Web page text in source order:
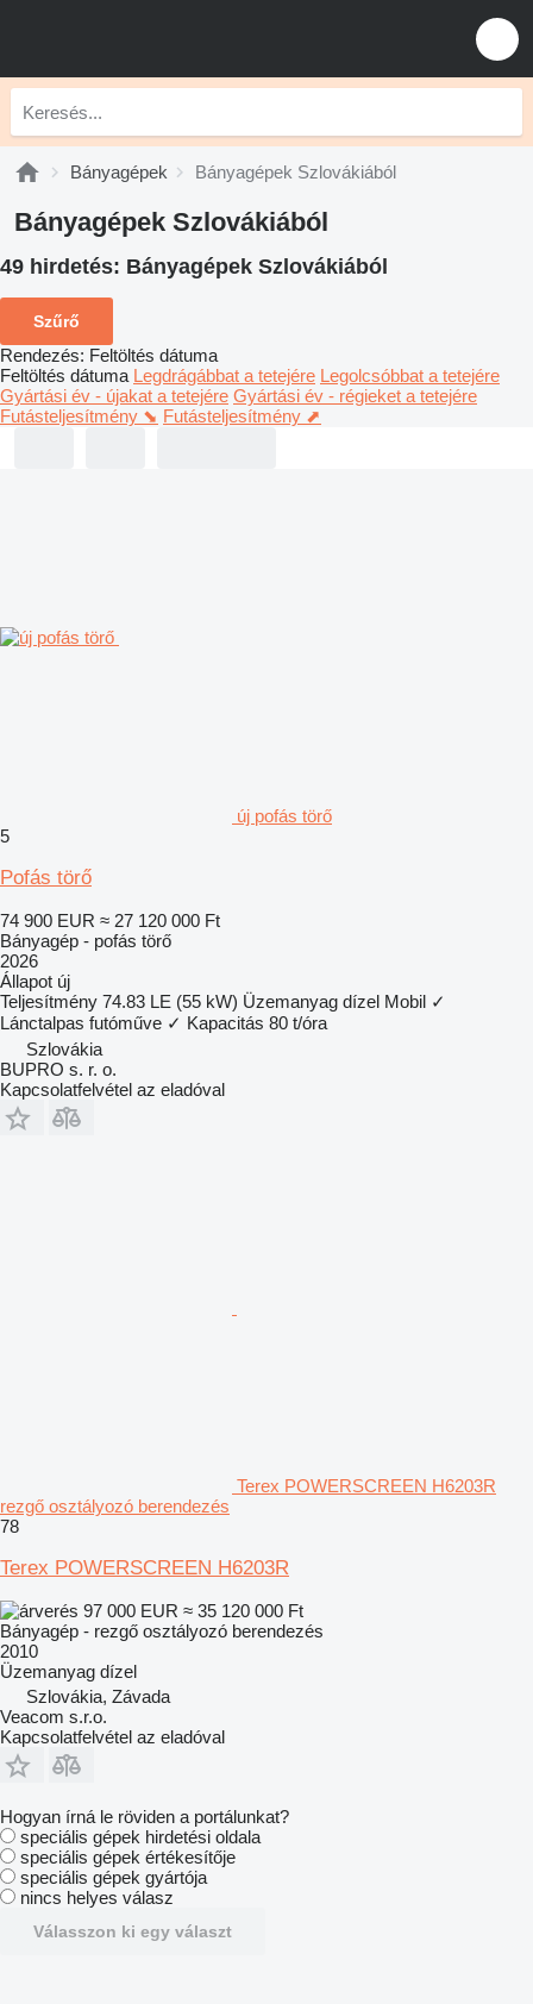
Bányagépek Bányagépek Szlovákiából
Bányagépek Szlovákiából
49 hirdetés: Bányagépek Szlovákiából
Szűrő
Rendezés: Feltöltés dátuma
Feltöltés dátuma Legdrágábbat a tetejére Legolcsóbbat a tetejére
Gyártási év - újakat a tetejére Gyártási év - régieket a tetejére
Futásteljesítmény ⬊ Futásteljesítmény ⬈
új pofás törő
5
Pofás törő
74 900 EUR ≈ 27 120 000 Ft
Bányagép - pofás törő
2026
Állapot új
Teljesítmény 74.83 LE (55 kW) Üzemanyag dízel Mobil ✓
Lánctalpas futóműve ✓ Kapacitás 80 t/óra
Szlovákia
BUPRO s. r. o.
Kapcsolatfelvétel az eladóval
Terex POWERSCREEN H6203R
rezgő osztályozó berendezés
78
Terex POWERSCREEN H6203R
97 000 EUR ≈ 35 120 000 Ft
Bányagép - rezgő osztályozó berendezés
2010
Üzemanyag dízel
Szlovákia, Závada
Veacom s.r.o.
Kapcsolatfelvétel az eladóval
Hogyan írná le röviden a portálunkat?
speciális gépek hirdetési oldala
speciális gépek értékesítője
speciális gépek gyártója
nincs helyes válasz
Válasszon ki egy választ